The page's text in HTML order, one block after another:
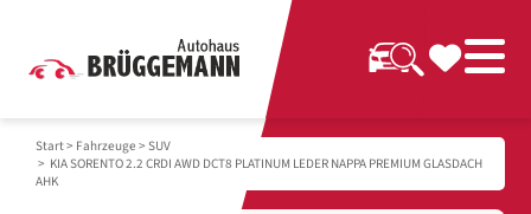
Start> Fahrzeuge > SUV
> KIA SORENTO 2.2 CRDI AWD DCT8 PLATINUM LEDER NAPPA PREMIUM GLASDACH
AHK